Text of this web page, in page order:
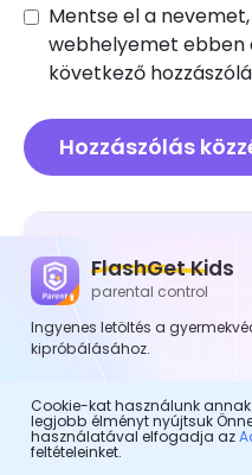
Mentse el a
webhelyemet ebben
következő
Blokkolt játékok:
szülőknek
képernyő idő
A Robinhood
tudniuk a tini
FlashGet Kids
parental control
Ingyenes letöltés a
kipróbálásához.
Cookie-kat használunk
legjobb élményt nyújtsuk
használatával elfogadja az
feltételeinket.